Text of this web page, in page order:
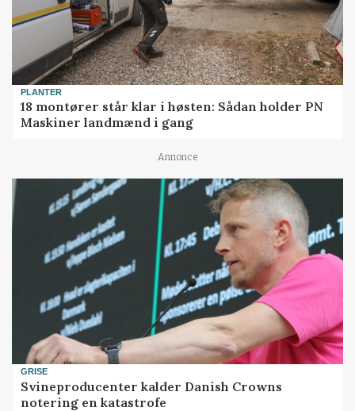
PLANTER
18 montører står klar i høsten: Sådan holder PN
Maskiner landmænd i gang
Annonce
GRISE
Svineproducenter kalder Danish Crowns
notering en katastrofe